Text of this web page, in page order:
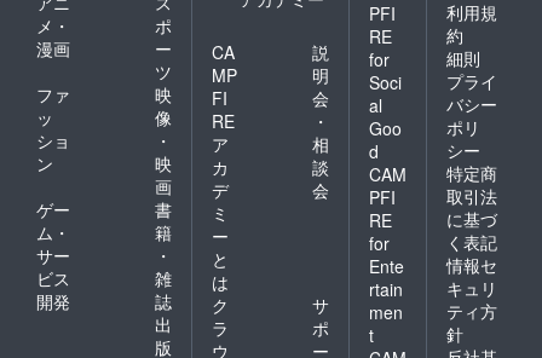
メ・
漫画
ポ
ー
ツ
ファ
ッ
ショ
ン
映
像
・
映
画
ゲー
ム・
サー
ビス
開発
書
籍
・
雑
誌
出
版
CA
MP
FI
RE
ア
カ
デ
ミ
ー
と
は
説
明
会
・
相
談
会
ク
ラ
ウ
サ
ポ
ー
PFI
RE
for
Soci
al
Goo
d
CAM
PFI
RE
for
Ente
rtain
men
t
利用規
約
細則
プライ
バシー
ポリ
シー
特定商
取引法
に基づ
く表記
情報セ
キュリ
ティ方
針